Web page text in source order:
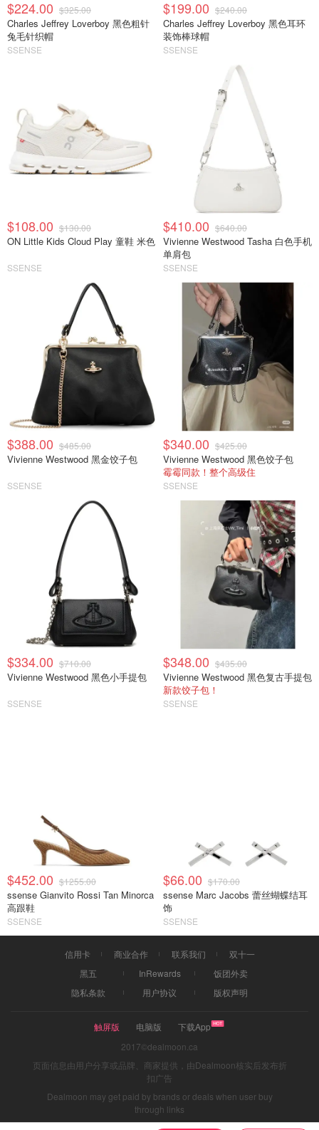
$224.00 $325.00
Charles Jeffrey Loverboy 黑色粗针
兔毛针织帽
SSENSE
$199.00 $240.00
Charles Jeffrey Loverboy 黑色耳环
装饰棒球帽
SSENSE
$108.00 $130.00
ON Little Kids Cloud Play 童鞋 米色
SSENSE
$410.00 $640.00
Vivienne Westwood Tasha 白色手机
单肩包
SSENSE
$388.00 $485.00
Vivienne Westwood 黑金饺子包
SSENSE
$340.00 $425.00
Vivienne Westwood 黑色饺子包
霉霉同款！整个高级住
SSENSE
$334.00 $710.00
Vivienne Westwood 黑色小手提包
SSENSE
$348.00 $435.00
Vivienne Westwood 黑色复古手提包
新款饺子包！
SSENSE
$452.00 $1255.00
ssense Gianvito Rossi Tan Minorca
高跟鞋
SSENSE
$66.00 $170.00
ssense Marc Jacobs 蕾丝蝴蝶结耳
饰
SSENSE
信用卡 商业合作 联系我们
双十一
黑五
InRewards
饭团外卖
隐私条款
用户协议 版权声明
触屏版 电脑版
下载App
2017©dealmoon.ca
页面信息由用户分享或品牌、商家提供，由Dealmoon核实后发布折
扣广告
Dealmoon may get paid by brands or deals when user buy
through links